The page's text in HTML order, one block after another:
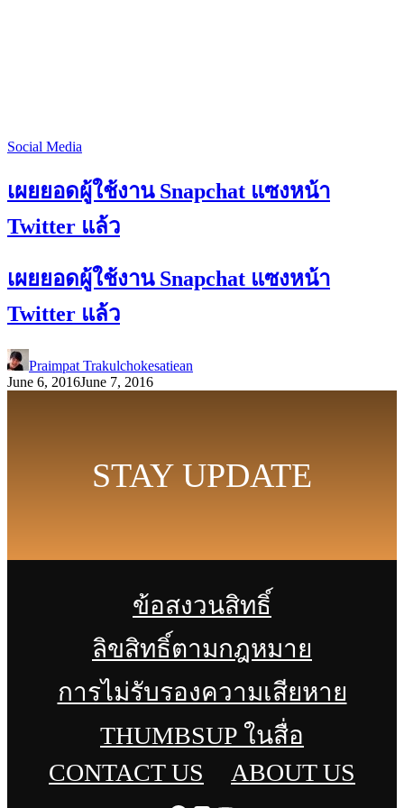
Social Media
เผยยอดผู้ใช้งาน Snapchat แซงหน้า
Twitter แล้ว
เผยยอดผู้ใช้งาน Snapchat แซงหน้า
Twitter แล้ว
Praimpat Trakulchokesatiean
June 6, 2016June 7, 2016
STAY UPDATE
ข้อสงวนสิทธิ์
ลิขสิทธิ์ตามกฎหมาย
การไม่รับรองความเสียหาย
THUMBSUP ในสื่อ
CONTACT US
ABOUT US